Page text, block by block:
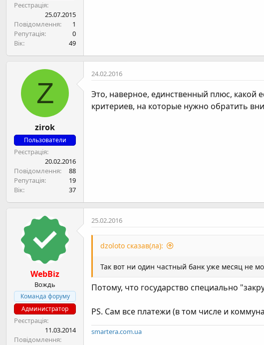
Реєстрація
25.07.2015
Повідомлення
1
Репутація
0
Вік
49
Z
zirok
Пользователи
Реєстрація
20.02.2016
Повідомлення
88
Репутація
19
Вік
37
24.02.2016
Это, наверное, единственный плюс, какой
критериев, на которые нужно обратить
WebBiz
Вождь
Команда форуму
Администратор
Реєстрація
11.03.2014
Повідомлення
25.02.2016
dzoloto сказав(ла):
Так вот ни один частный банк уже месяц не
Потому, что государство специально
PS. Сам все платежи (в том числе и
smartera.com.ua